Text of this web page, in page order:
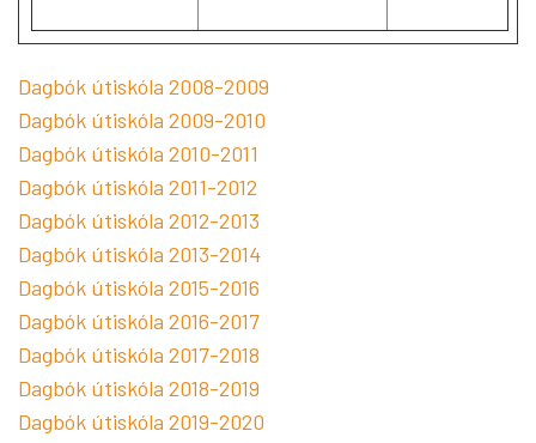
Dagbók útiskóla 2008-2009
Dagbók útiskóla 2009-2010
Dagbók útiskóla 2010-2011
Dagbók útiskóla 2011-2012
Dagbók útiskóla 2012-2013
Dagbók útiskóla 2013-2014
Dagbók útiskóla 2015-2016
Dagbók útiskóla 2016-2017
Dagbók útiskóla 2017-2018
Dagbók útiskóla 2018-2019
Dagbók útiskóla 2019-2020